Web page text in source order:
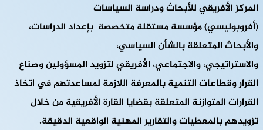
المركز الأفريقي للأبحاث ودراسة السياسات
(أفروبوليسي) مؤسسة مستقلة متخصصة بإعداد الدراسات،
والأبحاث المتعلقة بالشأن السياسي،
والاستراتيجي، والاجتماعي، الأفريقي لتزويد المسؤولين وصناع
القرار وقطاعات التنمية بالمعرفة اللازمة لمساعدتهم في اتخاذ
القرارات المتوازنة المتعلقة بقضايا القارة الأفريقية من خلال
تزويدهم بالمعطيات والتقارير المهنية الواقعية الدقيقة.